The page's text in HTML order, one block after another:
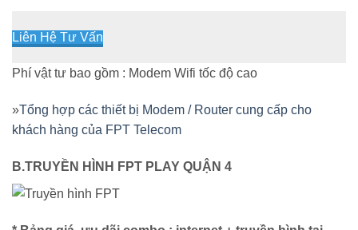
Liên Hệ Tư Vấn
Phí vật tư bao gồm : Modem Wifi tốc độ cao
»Tổng hợp các thiết bị Modem / Router cung cấp cho
khách hàng của FPT Telecom
B.TRUYỀN HÌNH FPT PLAY QUẬN 4